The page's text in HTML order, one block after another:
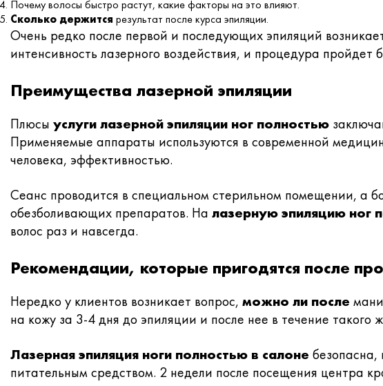
Почему волосы быстро растут, какие факторы на это влияют.
Сколько держится результат после курса эпиляции.
Очень редко после первой и последующих эпиляций
интенсивность лазерного воздействия, и процедура пройдет
Преимущества лазерной эпиляции
Плюсы услуги лазерной эпиляции ног полностью
Применяемые аппараты используются в современной
человека, эффективностью.
Сеанс проводится в специальном стерильном помещении, а
обезболивающих препаратов. На лазерную эпиляцию ног
волос раз и навсегда.
Рекомендации, которые пригодятся после
Нередко у клиентов возникает вопрос, можно ли после
на кожу за 3-4 дня до эпиляции и после нее в течение такого
Лазерная эпиляция ноги полностью в салоне безопасна,
питательным средством. 2 недели после посещения центра